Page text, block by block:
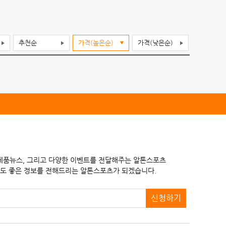
추천순 가격(높은순) 가격(낮은순)
뉴스, 그리고 다양한 이벤트를 전달해주는 알톤스포츠
좋은 정보를 전해드리는 알톤스포츠가 되겠습니다.
신청하기